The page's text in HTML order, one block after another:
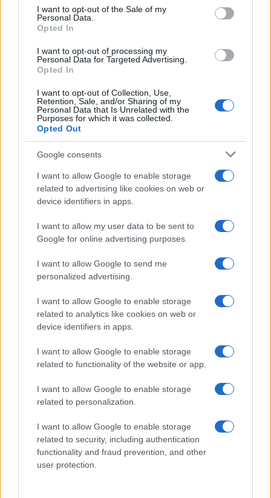
consent section.
I want to opt-out of the Sale of my
Personal Data.
Opted In
I want to opt-out of processing my
Personal Data for Targeted Advertising.
Opted In
I want to opt-out of Collection, Use,
Retention, Sale, and/or Sharing of my
Personal Data that Is Unrelated with the
Purposes for which it was collected.
Opted Out
Google consents
I want to allow Google to enable storage
related to advertising like cookies on web or
device identifiers in apps.
I want to allow my user data to be sent to
Google for online advertising purposes.
I want to allow Google to send me
personalized advertising.
I want to allow Google to enable storage
related to analytics like cookies on web or
device identifiers in apps.
I want to allow Google to enable storage
related to functionality of the website or app.
I want to allow Google to enable storage
related to personalization.
I want to allow Google to enable storage
related to security, including authentication
functionality and fraud prevention, and other
user protection.
Salmo finisce in ospedale a Catania, ma il tour
va avanti: “Sicilia, ci sono”
Jovanotti, Gabry Ponte e Alfa: Olbia ombelico del
mondo per una notte
Giorgia Meloni a La Maddalena, la vicesindaco:
“Orgoglio e discrezione per visita privata̶…
Incendio nella notte a Olbia, a fuoco due furgoni
A fuoco un deposito con bombole, intervento dei
vigili del fuoco a Rudalza
NECROLOGIE
Mario Malu